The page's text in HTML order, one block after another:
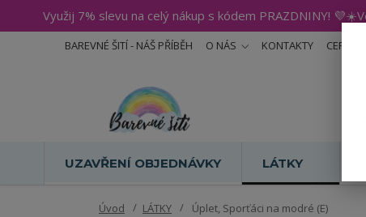
Využij 7% slevu na celý nákup s kódem PRAZDNINY!
BAREVNÉ ŠITÍ - NÁŠ PŘÍBĚH O NÁS KONTAKTY
UZAVŘENÍ OBJEDNÁVKY LÁTKY
Úvod LÁTKY Úplet, Sporťáci na modré (E)